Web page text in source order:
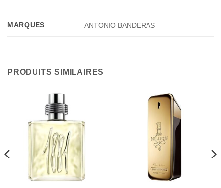
MARQUES ANTONIO BANDERAS
PRODUITS SIMILAIRES